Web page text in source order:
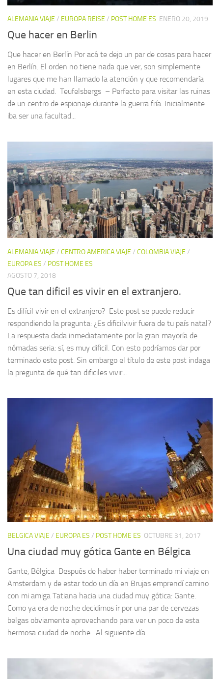
ALEMANIA VIAJE / EUROPA REISE / POST HOME ES ENERO 20, 2019
Que hacer en Berlin
Que hacer en Berlín Por acá te dejo un par de cosas para hacer
en Berlín. El orden no tiene nada que ver, son simplemente
lugares que me han llamado la atención y que recomendaría
en esta ciudad. Teufelsbergs – Perfecto para visitar las ruinas
de un centro de espionaje durante la guerra fría. Inicialmente
iba ser una facultad...
ALEMANIA VIAJE / CENTRO AMERICA VIAJE / COLOMBIA VIAJE /
EUROPA ES / POST HOME ES
AGOSTO 7, 2018
Que tan dificil es vivir en el extranjero.
Es difícil vivir en el extranjero? Este post se puede reducir
respondiendo la pregunta: ¿Es dificilvivir fuera de tu país natal?
La respuesta dada inmediatamente por la gran mayoría de
nómadas seria: sí, es muy dificil. Con esto podríamos dar por
terminado este post. Sin embargo el título de este post indaga
la pregunta de qué tan dificiles vivir...
BELGICA VIAJE / EUROPA ES / POST HOME ES OCTUBRE 31, 2017
Una ciudad muy gótica Gante en Bélgica
Gante, Bélgica Después de haber haber terminado mi viaje en
Amsterdam y de estar todo un día en Brujas emprendí camino
con mi amiga Tatiana hacia una ciudad muy gótica: Gante.
Como ya era de noche decidimos ir por una par de cervezas
belgas obviamente aprovechando para ver un poco de esta
hermosa ciudad de noche. Al siguiente día...